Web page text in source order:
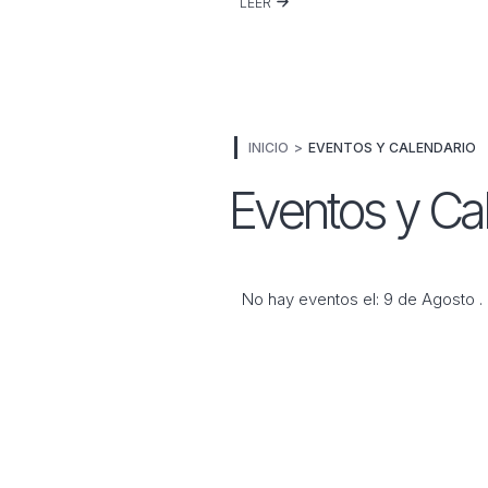
INICIO EVENTOS Y CALENDARIO
Eventos y
No hay eventos el: 9 de Agosto .